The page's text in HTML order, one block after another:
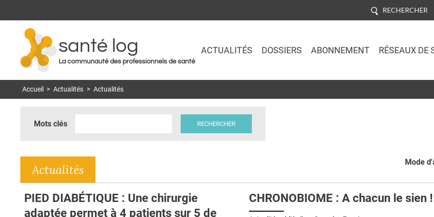
RECHERCHER
santé log
La communauté des professionnels de santé
ACTUALITÉS DOSSIERS ABONNEMENT RÉSEAUX DE
Accueil > Actualités > Actualités
Mots clés
Mode
Actualités
PIED DIABÉTIQUE : Une chirurgie
adaptée permet à 4 patients sur 5 de
CHRONOBIOME : A chacun le sien !